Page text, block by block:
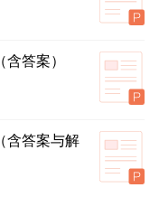
答案）
含答案与解